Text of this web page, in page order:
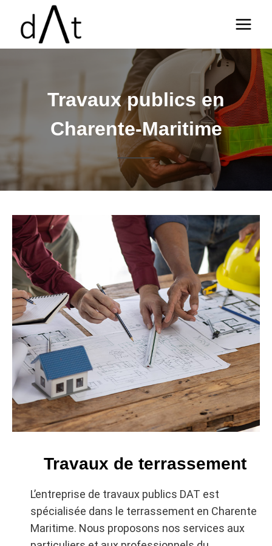
contenu
Travaux publics en
Charente-Maritime
Travaux de terrassement
L’entreprise de travaux publics DAT est
spécialisée dans le terrassement en Charente
Maritime. Nous proposons nos services aux